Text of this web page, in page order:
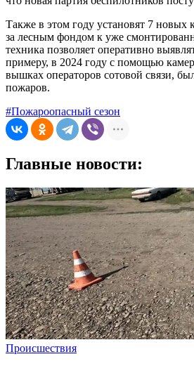
Также в этом году установят 7 новых
за лесным фондом к уже
техника позволяет оперативно
примеру, в 2024 году с помощью
вышках операторов сотовой связи,
пожаров.
#Пожароопасный сезон
Главные новости:
Происшествия